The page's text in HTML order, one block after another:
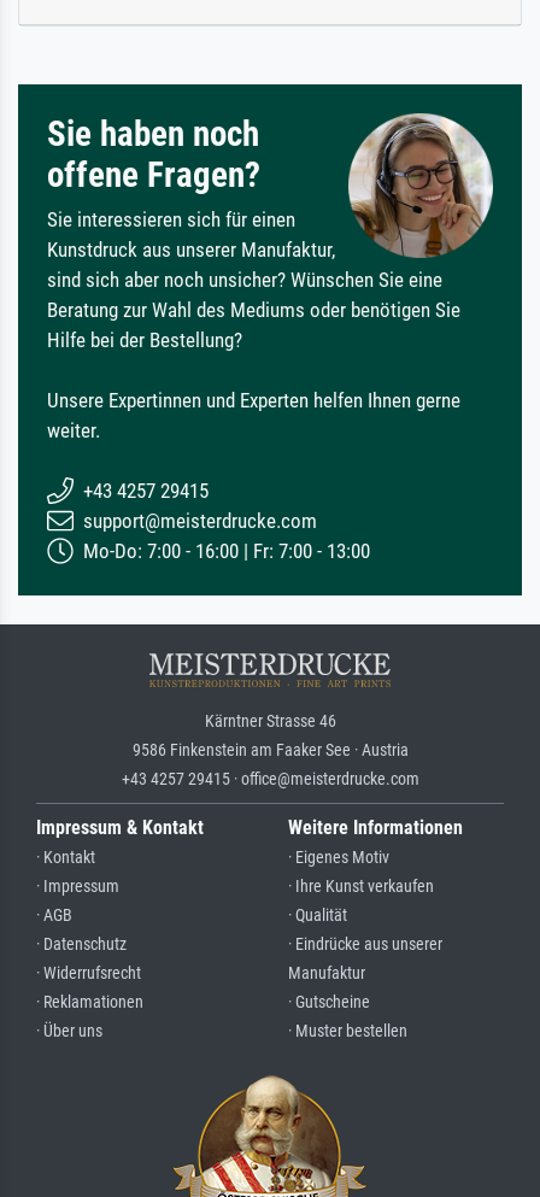
Sie haben noch
offene Fragen?
Sie interessieren sich für einen
Kunstdruck aus unserer Manufaktur,
sind sich aber noch unsicher? Wünschen Sie eine
Beratung zur Wahl des Mediums oder benötigen Sie
Hilfe bei der Bestellung?
Unsere Expertinnen und Experten helfen Ihnen gerne
weiter.
+43 4257 29415
support@meisterdrucke.com
Mo-Do: 7:00 - 16:00 | Fr: 7:00 - 13:00
Kärntner Strasse 46
9586 Finkenstein am Faaker See · Austria
+43 4257 29415 · office@meisterdrucke.com
Impressum & Kontakt
· Kontakt
· Impressum
· AGB
· Datenschutz
· Widerrufsrecht
· Reklamationen
· Über uns
Weitere Informationen
· Eigenes Motiv
· Ihre Kunst verkaufen
· Qualität
· Eindrücke aus unserer
Manufaktur
· Gutscheine
· Muster bestellen